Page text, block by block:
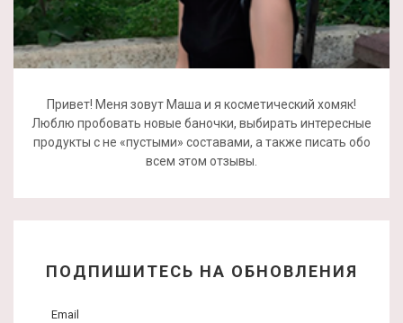
Привет! Меня зовут Маша и я косметический хомяк!
Люблю пробовать новые баночки, выбирать интересные
продукты с не «пустыми» составами, а также писать обо
всем этом отзывы.
ПОДПИШИТЕСЬ НА ОБНОВЛЕНИЯ
Email